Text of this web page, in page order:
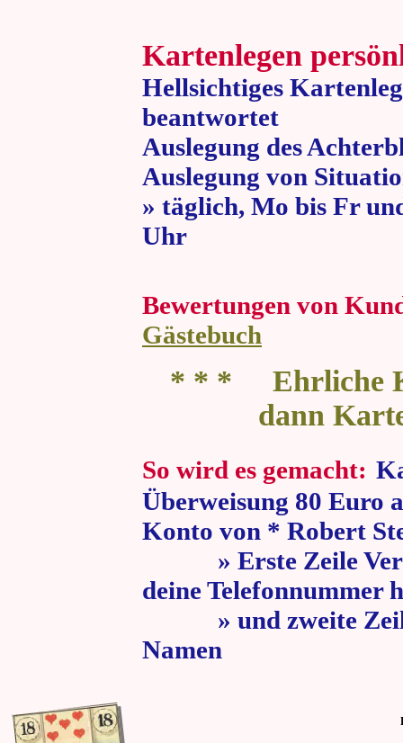
Kartenlegen
Hellsichtiges
beantwortet
Auslegung des
Auslegung von
» täglich, Mo bis Fr
Uhr » 80
Bewertungen von
Gästebuch
* * * Ehrliche
dann
So wird es gemacht:
Überweisung 80 Euro
Konto von * Robert
» Erste Zeile
deine Telefonnummer
» und zweite Zeile
Namen